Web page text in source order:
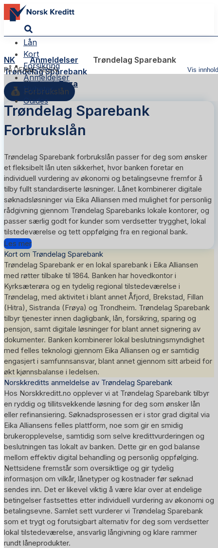
Lån
Kort
Forsikring
Anmeldelser
Nyheter
Guides
NK Anmeldelser Trøndelag Sparebank
PÅ DENNE SIDEN Vis innhold
Trøndelag Sparebank
Skribent:Reza
Forbrukslån
Trøndelag Sparebank
Forbrukslån
Trøndelag Sparebank forbrukslån passer for deg som ønsker
et fleksibelt lån uten sikkerhet, hvor banken foretar en
individuell vurdering av økonomi og betalingsevne fremfor å
tilby fullt standardiserte løsninger. Lånet kombinerer digitale
søknadsløsninger via Eika Alliansen med mulighet for personlig
rådgivning gjennom Trøndelag Sparebanks lokale kontorer, og
passer særlig godt for kunder som verdsetter trygghet, lokal
tilstedeværelse og tett oppfølging fra en regional bank.
Les mer
Kort om Trøndelag Sparebank
Trøndelag Sparebank er en lokal sparebank i Eika Alliansen
med røtter tilbake til 1864. Banken har hovedkontor i
Kyrksæterøra og en tydelig regional tilstedeværelse i
Trøndelag, med aktivitet i blant annet Åfjord, Brekstad, Fillan
(Hitra), Sistranda (Frøya) og Trondheim. Trøndelag Sparebank
tilbyr tjenester innen dagligbank, lån, forsikring, sparing og
pensjon, samt digitale løsninger for blant annet signering av
dokumenter. Banken kombinerer lokal beslutningsmyndighet
med felles teknologi gjennom Eika Alliansen og er samtidig
engasjert i samfunnsansvar, blant annet gjennom sitt arbeid for
økt kjønnsbalanse i ledelsen.
Norskkreditts anmeldelse av Trøndelag Sparebank
Hos Norskkreditt.no opplever vi at Trøndelag Sparebank tilbyr
en ryddig og tillitsvekkende løsning for deg som ønsker lån
eller refinansiering. Søknadsprosessen er i stor grad digital via
Eika Alliansens felles plattform, noe som gir en smidig
brukeropplevelse, samtidig som selve kredittvurderingen og
beslutningen tas lokalt av banken. Dette gir en god balanse
mellom effektiv digital behandling og personlig oppfølging.
Nettsidene fremstår som oversiktlige og gir tydelig
informasjon om vilkår, lånetyper og kostnader før søknad
sendes inn. Det er likevel viktig å være klar over at endelige
betingelser fastsettes etter individuell vurdering av økonomi og
betalingsevne. Samlet sett vurderer vi Trøndelag Sparebank
som et trygt og forutsigbart alternativ for deg som verdsetter
lokal tilstedeværelse, ansvarlig långivning og klare rammer
rundt låneprodukter.